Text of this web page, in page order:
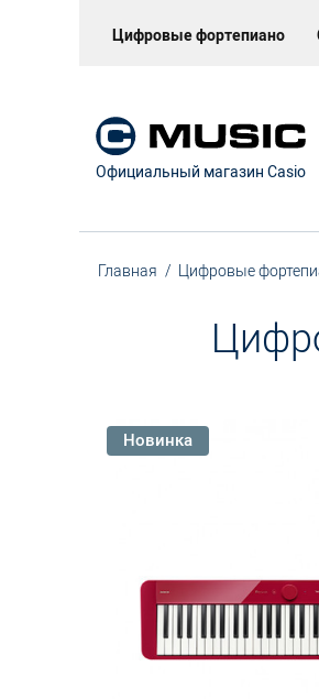
Цифровые фортепиано
Официальный магазин Casio
Главная Цифровые
Новинка